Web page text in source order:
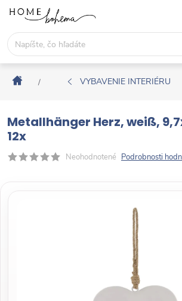
s
Domov
/ VYBAVENIE INTERIÉRU
Metallhänger Herz, weiß,
12x
Neohodnotené Podrobnosti